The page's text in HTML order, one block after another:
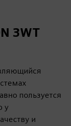
3WT
пользуется
у
и